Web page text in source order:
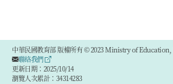
中華民國教育部 版權所有 © 2023 Ministry of
聯絡我們
更新日期：2025/10/14
瀏覽人次累計：34314283